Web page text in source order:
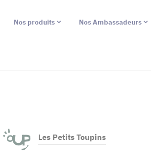
Nos produits Nos Ambassadeurs
Les Petits Toupins